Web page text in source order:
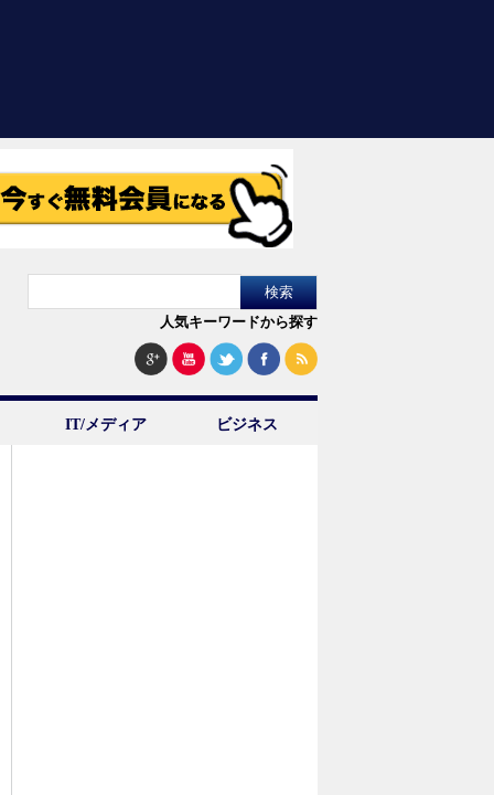
人気キーワードから探す
IT/メディア ビジネス